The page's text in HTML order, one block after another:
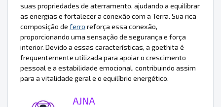
suas propriedades de aterramento, ajudando a equilibrar
as energias e fortalecer a conexão com a Terra. Sua rica
composição de ferro reforça essa conexão,
proporcionando uma sensação de segurança e força
interior. Devido a essas características, a goethita é
frequentemente utilizada para apoiar o crescimento
pessoal e a estabilidade emocional, contribuindo assim
para a vitalidade geral e o equilíbrio energético.
AJNA